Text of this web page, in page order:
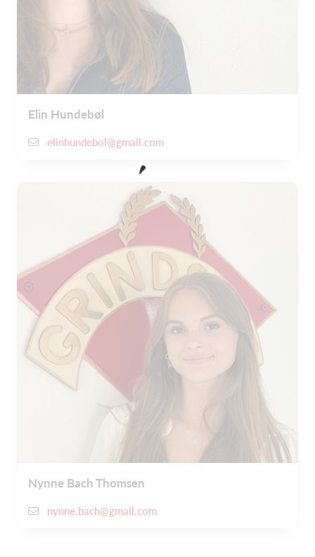
Elin Hundebøl
elinhundebol@gmail.com
Nynne Bach Thomsen
nynne.bach@gmail.com